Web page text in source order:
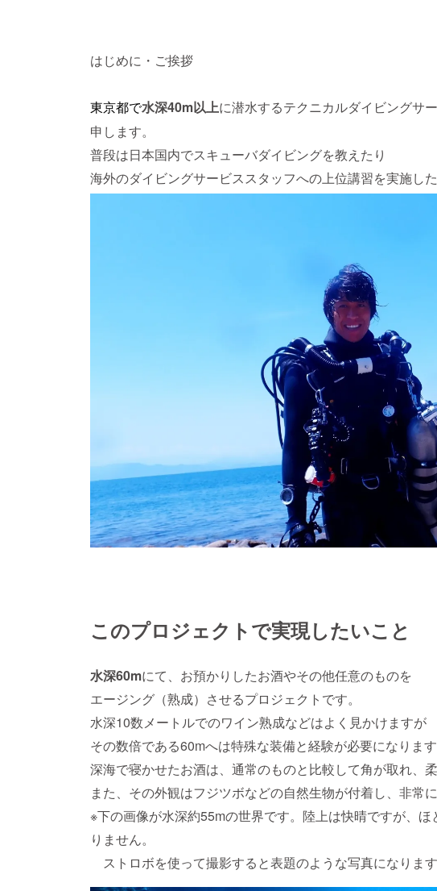
はじめに・ご挨拶
東京都で水深40m以上に潜水するテクニカルダイビングサ
申します。
普段は日本国内でスキューバダイビングを教えたり
海外のダイビングサービススタッフへの上位講習を実施した
このプロジェクトで実現したいこと
水深60mにて、お預かりしたお酒やその他任意のものを
エージング（熟成）させるプロジェクトです。
水深10数メートルでのワイン熟成などはよく見かけますが
その数倍である60mへは特殊な装備と経験が必要になります
深海で寝かせたお酒は、通常のものと比較して角が取れ、
また、その外観はフジツボなどの自然生物が付着し、非常
※下の画像が水深約55mの世界です。陸上は快晴ですが、
りません。
ストロボを使って撮影すると表題のような写真になります